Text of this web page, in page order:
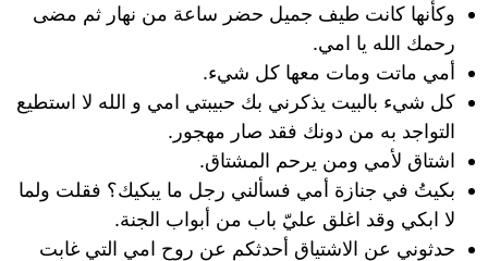
وكأنها كانت طيف جميل حضر ساعة من نهار ثم مضى
رحمك الله يا امي.
أمي ماتت ومات معها كل شيء.
كل شيء بالبيت يذكرني بك حبيبتي امي و الله لا استطيع
التواجد به من دونك فقد صار مهجور.
اشتاق لأمي ومن يرحم المشتاق.
بكيتُ في جنازة أمي فسألني رجل ما يبكيك؟ فقلت ولما
لا ابكي وقد اغلق عليّ باب من أبواب الجنة.
حدثوني عن الاشتياق أحدثكم عن روح امي التي غابت